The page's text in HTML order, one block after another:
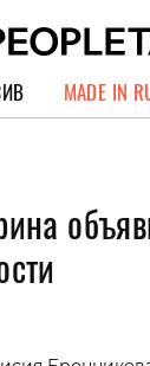
MADE IN